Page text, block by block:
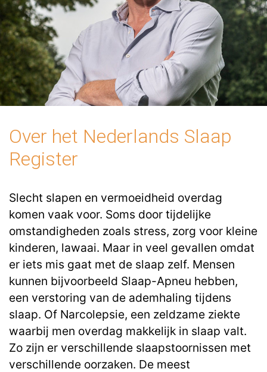
Over het Nederlands Slaap
Register
Slecht slapen en vermoeidheid overdag
komen vaak voor. Soms door tijdelijke
omstandigheden zoals stress, zorg voor kleine
kinderen, lawaai. Maar in veel gevallen omdat
er iets mis gaat met de slaap zelf. Mensen
kunnen bijvoorbeeld Slaap-Apneu hebben,
een verstoring van de ademhaling tijdens
slaap. Of Narcolepsie, een zeldzame ziekte
waarbij men overdag makkelijk in slaap valt.
Zo zijn er verschillende slaapstoornissen met
verschillende oorzaken. De meest